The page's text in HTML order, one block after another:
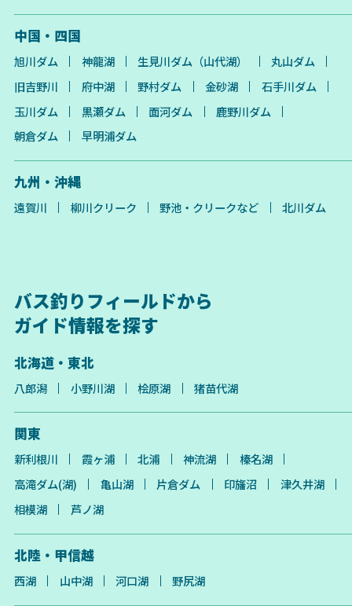
中国・四国
旭川ダム 神龍湖 生見川ダム（山代湖）
丸山ダム
旧吉野川
府中湖 野村ダム 金砂湖
石手川ダム
玉川ダム
黒瀬ダム 面河ダム
鹿野川ダム
朝倉ダム
早明浦ダム
九州・沖縄
遠賀川 柳川クリーク 野池・クリークなど 北川ダム
バス釣りフィールドから
ガイド情報を探す
北海道・東北
八郎潟 小野川湖 桧原湖 猪苗代湖
関東
新利根川 霞ヶ浦 北浦 神流湖
榛名湖
高滝ダム(湖)
亀山湖 片倉ダム 印旛沼
津久井湖
相模湖
芦ノ湖
北陸・甲信越
西湖 山中湖 河口湖 野尻湖